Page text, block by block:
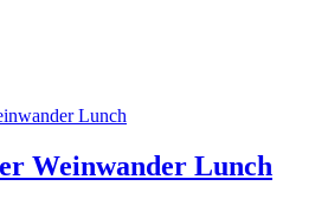
Weinwander Lunch